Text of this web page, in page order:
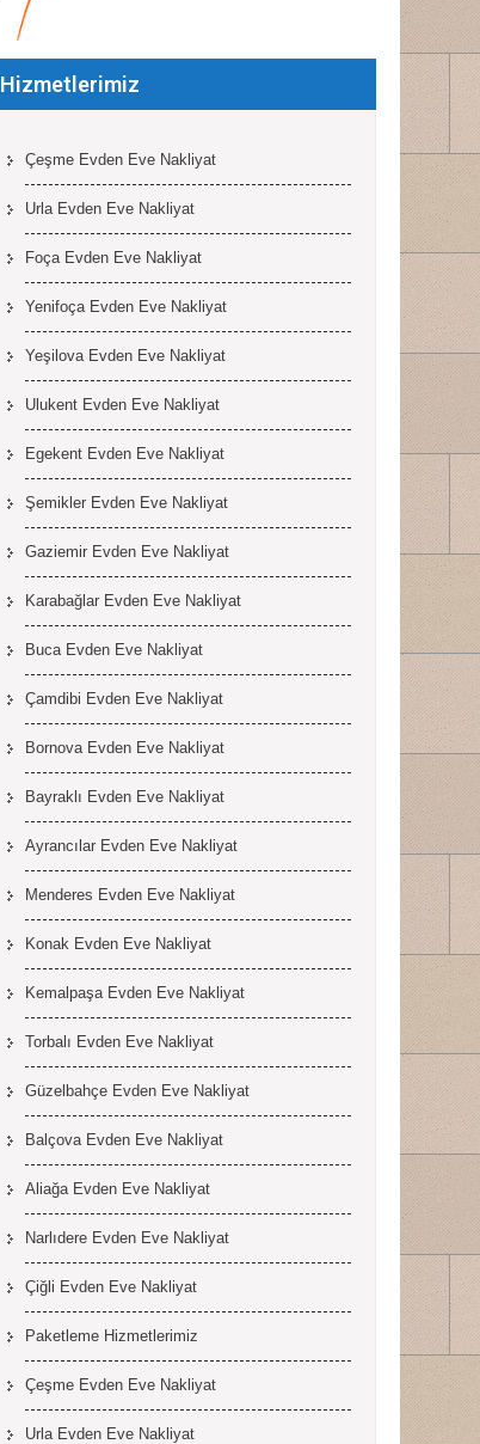
Hizmetlerimiz
Çeşme Evden Eve Nakliyat
Urla Evden Eve Nakliyat
Foça Evden Eve Nakliyat
Yenifoça Evden Eve Nakliyat
Yeşilova Evden Eve Nakliyat
Ulukent Evden Eve Nakliyat
Egekent Evden Eve Nakliyat
Şemikler Evden Eve Nakliyat
Gaziemir Evden Eve Nakliyat
Karabağlar Evden Eve Nakliyat
Buca Evden Eve Nakliyat
Çamdibi Evden Eve Nakliyat
Bornova Evden Eve Nakliyat
Bayraklı Evden Eve Nakliyat
Ayrancılar Evden Eve Nakliyat
Menderes Evden Eve Nakliyat
Konak Evden Eve Nakliyat
Kemalpaşa Evden Eve Nakliyat
Torbalı Evden Eve Nakliyat
Güzelbahçe Evden Eve Nakliyat
Balçova Evden Eve Nakliyat
Aliağa Evden Eve Nakliyat
Narlıdere Evden Eve Nakliyat
Çiğli Evden Eve Nakliyat
Paketleme Hizmetlerimiz
Çeşme Evden Eve Nakliyat
Urla Evden Eve Nakliyat